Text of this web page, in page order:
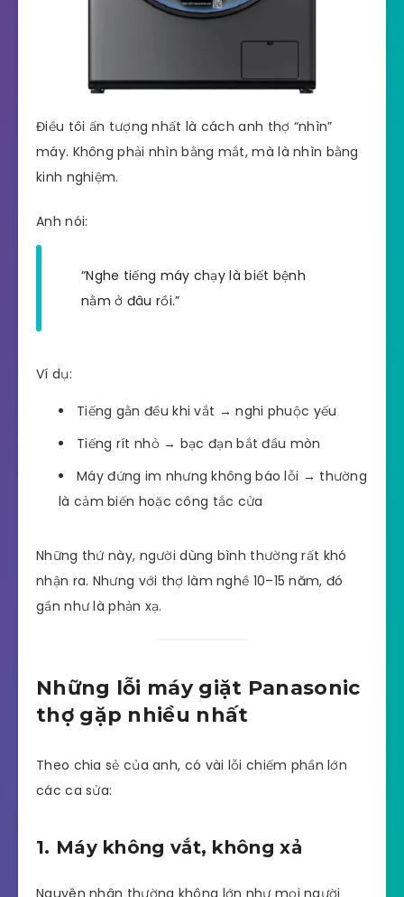
Điều tôi ấn tượng nhất là cách anh thợ “nhìn”
máy. Không phải nhìn bằng mắt, mà là nhìn bằng
kinh nghiệm.
Anh nói:
“Nghe tiếng máy chạy là biết bệnh
nằm ở đâu rồi.”
Ví dụ:
Tiếng gằn đều khi vắt → nghi phuộc yếu
Tiếng rít nhỏ → bạc đạn bắt đầu mòn
Máy đứng im nhưng không báo lỗi → thường
là cảm biến hoặc công tắc cửa
Những thứ này, người dùng bình thường rất khó
nhận ra. Nhưng với thợ làm nghề 10–15 năm, đó
gần như là phản xạ.
Những lỗi máy giặt Panasonic
thợ gặp nhiều nhất
Theo chia sẻ của anh, có vài lỗi chiếm phần lớn
các ca sửa:
1. Máy không vắt, không xả
Nguyên nhân thường không lớn như mọi người